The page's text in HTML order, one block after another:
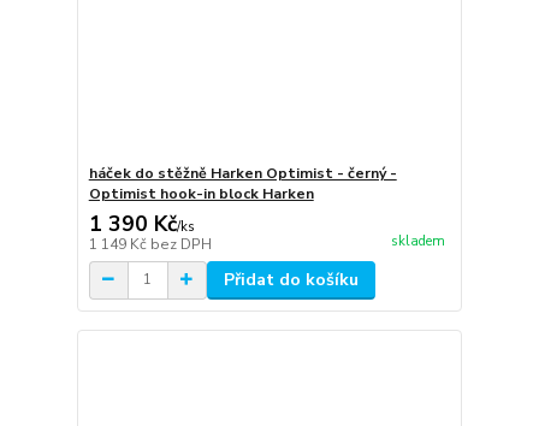
háček do stěžně Harken Optimist - černý -
Optimist hook-in block Harken
1 390 Kč/ks
1 149 Kč bez DPH skladem
Přidat do košíku